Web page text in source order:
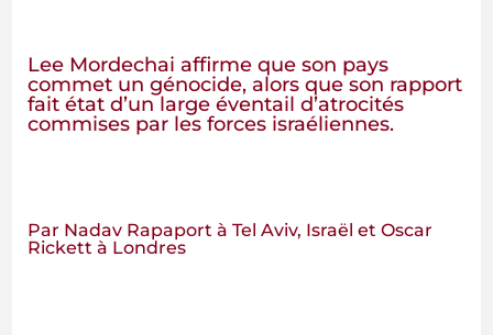
Lee Mordechai affirme que son pays
commet un génocide, alors que son rapport
fait état d’un large éventail d’atrocités
commises par les forces israéliennes.
Par Nadav Rapaport à Tel Aviv, Israël et Oscar
Rickett à Londres